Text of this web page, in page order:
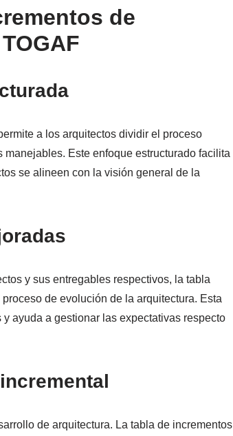
de
a los arquitectos dividir el proceso
Este enfoque estructurado facilita
se alineen con la visión general de la
y sus entregables respectivos, la tabla
de evolución de la arquitectura. Esta
ayuda a gestionar las expectativas respecto
de arquitectura. La tabla de incrementos